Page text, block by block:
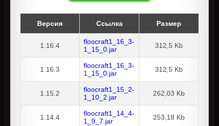
Версия Ссылка Размер
1.16.4
floocraft1_16_3-
1_15_0.jar
312,5 Kb
1.16.3
floocraft1_16_3-
1_15_0.jar
312,5 Kb
1.15.2
floocraft1_15_2-
1_10_2.jar
262,03 Kb
1.14.4
floocraft1_14_4-
1_9_7.jar
253,18 Kb